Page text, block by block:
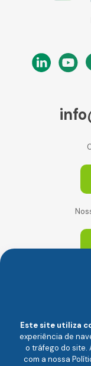
Av. Paulista,
CEP
Este site utiliza
experiência de
o tráfego do site.
com a nossa